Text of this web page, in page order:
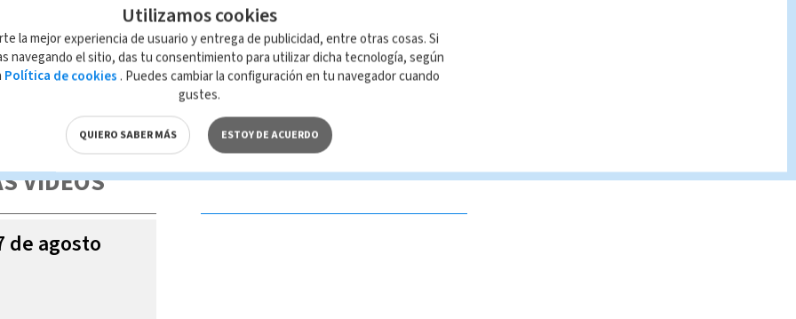
página, mismo que es propiedad de TELEDIARIO; su reproducción no
las leyes aplicables.
VIDEOS
de agosto
Utilizamos cookies
la mejor experiencia de usuario y entrega de publicidad, entre otras cosas. Si
navegando el sitio, das tu consentimiento para utilizar dicha tecnología, según
Política de cookies . Puedes cambiar la configuración en tu navegador cuando
gustes.
QUIERO SABER MÁS ESTOY DE ACUERDO